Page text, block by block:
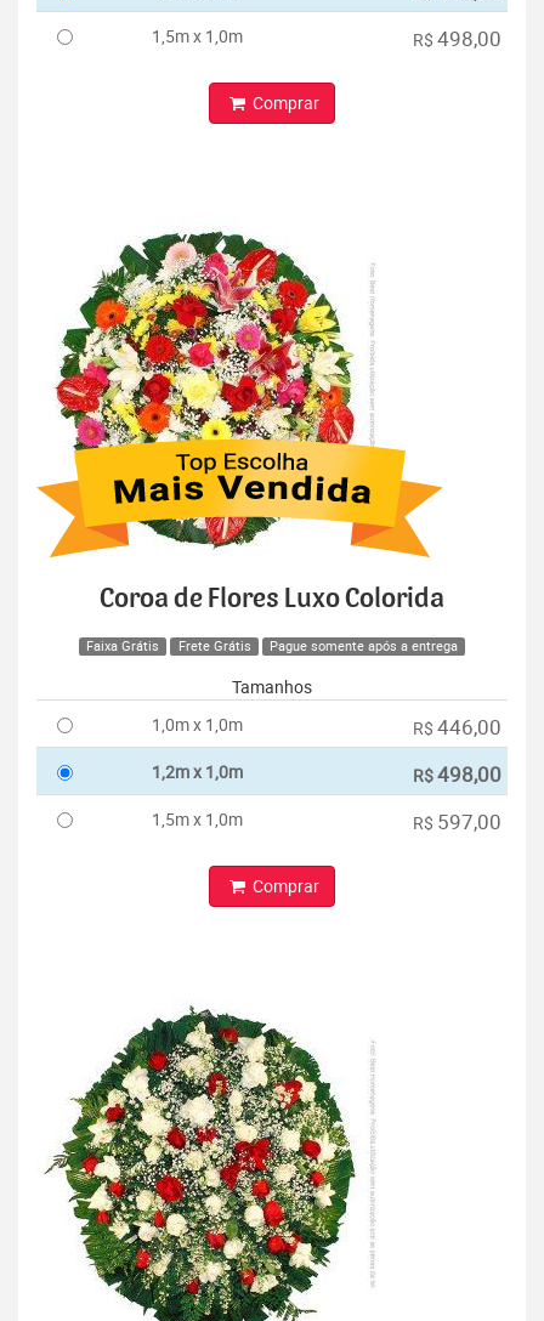
1,5m x 1,0m R$ 498,00
Comprar
Coroa de Flores Luxo Colorida
Faixa Grátis Frete Grátis Pague somente após a entrega
Tamanhos
1,0m x 1,0m
R$ 446,00
1,2m x 1,0m R$498,00
1,5m x 1,0m R$ 597,00
Comprar